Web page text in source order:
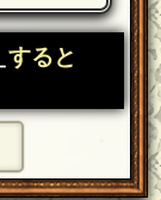
すると